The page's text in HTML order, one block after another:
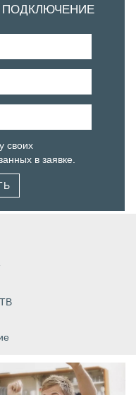
своих
в заявке.